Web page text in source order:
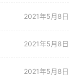
2021年5月8日
2021年5月8日
2021年5月8日